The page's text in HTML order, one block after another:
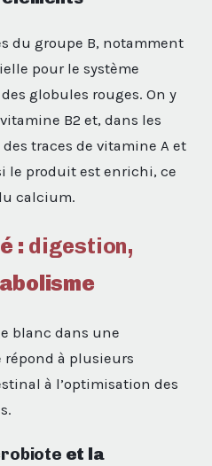
du groupe B, notamment
pour le système
globules rouges. On y
B2 et, dans les
traces de vitamine A et
le produit est enrichi, ce
calcium.
: digestion,
blanc dans une
à plusieurs
à l’optimisation des
et la